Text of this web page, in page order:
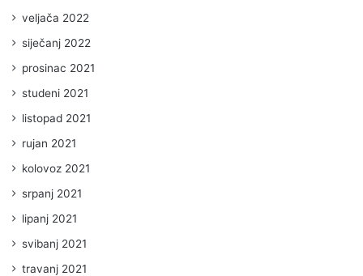
veljača 2022
siječanj 2022
prosinac 2021
studeni 2021
listopad 2021
rujan 2021
kolovoz 2021
srpanj 2021
lipanj 2021
svibanj 2021
travanj 2021